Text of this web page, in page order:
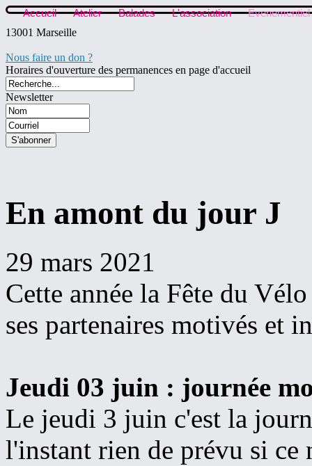
Accueil Atelier Balades L'association
Evenementiel
13001 Marseille
Nous faire un don ?
Horaires d'ouverture des permanences en page d'accueil
Newsletter
En amont du jour J
29 mars 2021
Cette année la Fête du
ses partenaires motivés et
Jeudi 03 juin : journée
Le jeudi 3 juin c'est la
l'instant rien de prévu si ce